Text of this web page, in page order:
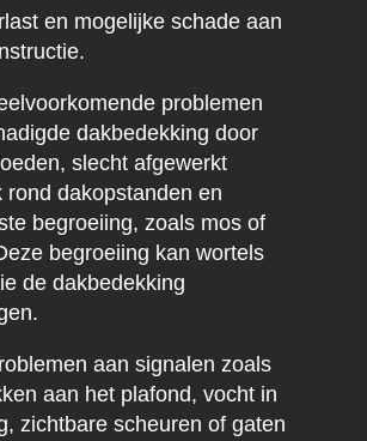
en mogelijke schade aan
problemen
dakbedekking door
slecht afgewerkt
rond dakopstanden en
begroeiing, zoals mos of
begroeiing kan wortels
de dakbedekking
aan signalen zoals
aan het plafond, vocht in
zichtbare scheuren of gaten